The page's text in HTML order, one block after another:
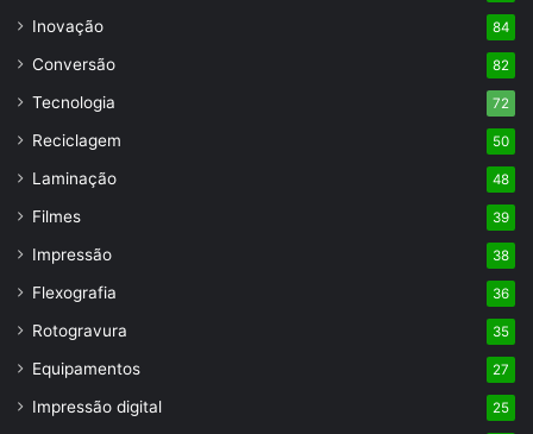
Inovação 84
Conversão 82
Tecnologia 72
Reciclagem 50
Laminação 48
Filmes 39
Impressão 38
Flexografia 36
Rotogravura 35
Equipamentos 27
Impressão digital 25